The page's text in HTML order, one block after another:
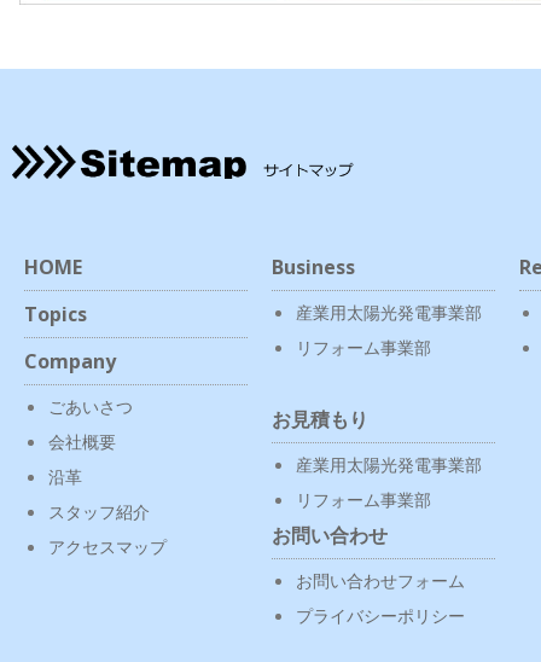
HOME
Topics
Company
ごあいさつ
会社概要
沿革
スタッフ紹介
アクセスマップ
Business
産業用太陽光発電事業部
リフォーム事業部
お見積もり
産業用太陽光発電事業部
リフォーム事業部
お問い合わせ
お問い合わせフォーム
プライバシーポリシー